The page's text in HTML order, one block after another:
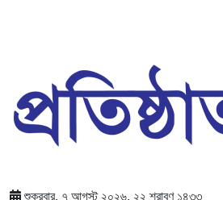
শুক্রবার, ৭ আগস্ট ২০২৬, ২২ শ্রাবণ ১৪৩৩